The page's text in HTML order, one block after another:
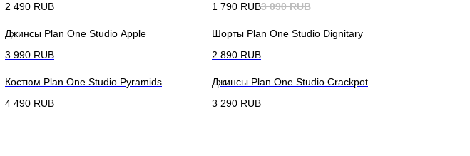
2 490 RUB
1 790 RUB3 090 RUB
Джинсы Plan One Studio Apple
3 990 RUB
Шорты Plan One Studio Dignitary
2 890 RUB
Костюм Plan One Studio Pyramids
4 490 RUB
Джинсы Plan One Studio Crackpot
3 290 RUB